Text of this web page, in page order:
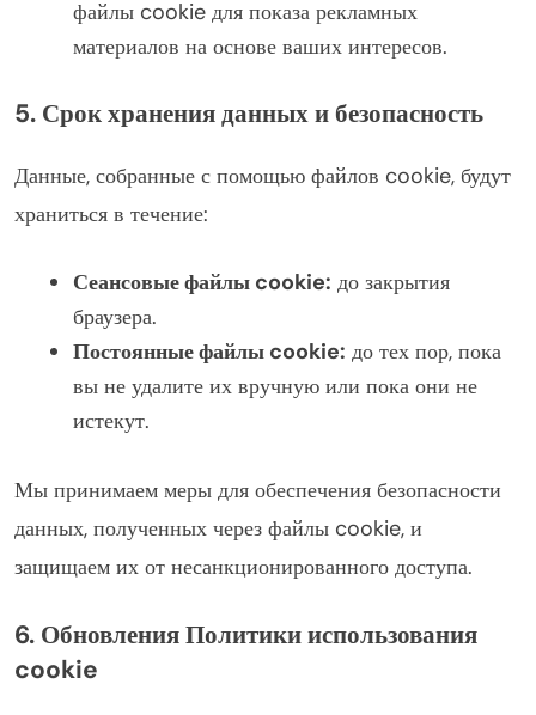
файлы cookie для показа рекламных
материалов на основе ваших интересов.
5. Срок хранения данных и безопасность
Данные, собранные с помощью файлов cookie, будут
храниться в течение:
Сеансовые файлы cookie: до закрытия
браузера.
Постоянные файлы cookie: до тех пор, пока
вы не удалите их вручную или пока они не
истекут.
Мы принимаем меры для обеспечения безопасности
данных, полученных через файлы cookie, и
защищаем их от несанкционированного доступа.
6. Обновления Политики использования
cookie